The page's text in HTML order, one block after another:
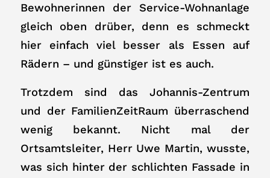
Bewohnerinnen der Service-Wohnanlage
gleich oben drüber, denn es schmeckt
hier einfach viel besser als Essen auf
Rädern – und günstiger ist es auch.
Trotzdem sind das Johannis-Zentrum
und der FamilienZeitRaum überraschend
wenig bekannt. Nicht mal der
Ortsamtsleiter, Herr Uwe Martin, wusste,
was sich hinter der schlichten Fassade in